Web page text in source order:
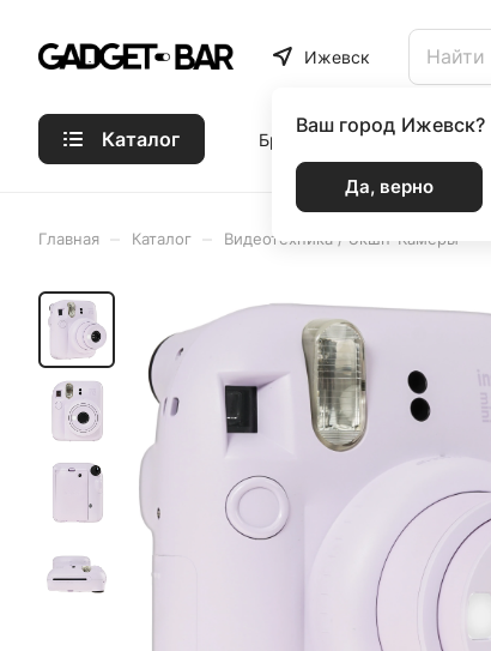
Ижевск
Ваш город Ижевск?
Да, верно
Каталог Бренды Статьи Акции
Главная Каталог Видеотехника / Экшн-Камеры